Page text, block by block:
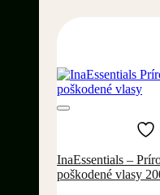
InaEssentials –
poškodené vlasy